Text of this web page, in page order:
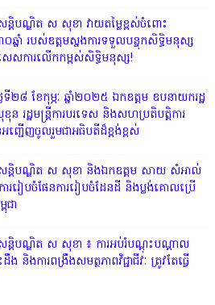
តិបណ្ឌិត ស សុខា វាយតម្លៃខ្ពស់ចំពោះ
ឆ្នាំ របស់ឧត្តមស្នងការទទួលបន្ទុកសិទ្ធិមនុស្ស
េសការលើកកម្ពស់សិទ្ធិមនុស្ស!
ទី២៨ ខែកុម្ភៈ ឆ្នាំ២០២៥ ឯកឧត្តម ឧបនាយករដ្ឋ
ខុន រដ្ឋមន្ត្រីការបរទេស និងសហប្រតិបត្តិការ
អញ្ជើញចូលរួមជាអធិបតីដ៏ខ្ពង់ខ្ពស់
ន្តិបណ្ឌិត ស សុខា និងឯកឧត្តម សាយ សំអាល់
ររៀបចំផែនការរៀបចំដែនដី និងប្លង់គោលប្រើ
ជា
ន្តិបណ្ឌិត ស សុខា ៖ ការអប់រំបណ្តុះបណ្តាល
និងការពង្រឹងសមត្ថភាពវិជ្ជាជីវៈ ត្រូវតែធ្វើ